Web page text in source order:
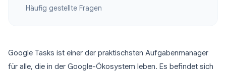
Häufig gestellte Fragen
Google Tasks ist einer der praktischsten Aufgabenmanager
für alle, die in der Google-Ökosystem leben. Es befindet sich